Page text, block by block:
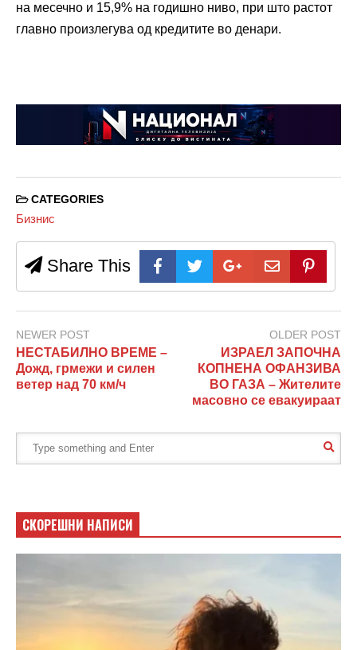
на месечно и 15,9% на годишно ниво, при што растот
главно произлегува од кредитите во денари.
CATEGORIES
Бизнис
Share This
NEWER POST
НЕСТАБИЛНО ВРЕМЕ –
Дожд, грмежи и силен
ветер над 70 км/ч
OLDER POST
ИЗРАЕЛ ЗАПОЧНА
КОПНЕНА ОФАНЗИВА
ВО ГАЗА – Жителите
масовно се евакуираат
СКОРЕШНИ НАПИСИ